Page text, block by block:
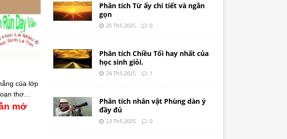
của lớp
thơ…
mở
Phân tích Từ ấy chi tiết và ngắn
gọn
25 Th5 2025 0
Phân tích Chiều Tối hay nhất của
học sinh giỏi.
24 Th5 2025 1
Phân tích nhân vật Phùng dàn ý
đầy đủ
23 Th5 2025 0